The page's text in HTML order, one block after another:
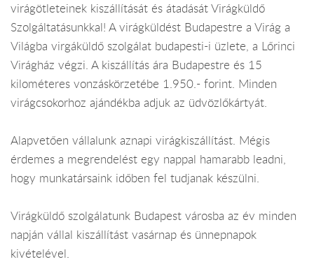
virágötleteinek kiszállítását és átadását Virágküldő
Szolgáltatásunkkal! A virágküldést Budapestre a Virág a
Világba virgáküldő szolgálat budapesti-i üzlete, a Lőrinci
Virágház végzi. A kiszállítás ára Budapestre és 15
kilométeres vonzáskörzetébe 1.950.- forint. Minden
virágcsokorhoz ajándékba adjuk az üdvözlőkártyát.
Alapvetően vállalunk aznapi virágkiszállítást. Mégis
érdemes a megrendelést egy nappal hamarabb leadni,
hogy munkatársaink időben fel tudjanak készülni.
Virágküldő szolgálatunk Budapest városba az év minden
napján vállal kiszállítást vasárnap és ünnepnapok
kivételével.